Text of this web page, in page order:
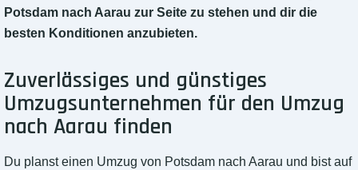
Potsdam nach Aarau zur Seite zu stehen und dir die
besten Konditionen anzubieten.
Zuverlässiges und günstiges
Umzugsunternehmen für den Umzug
nach Aarau finden
Du planst einen Umzug von Potsdam nach Aarau und bist auf